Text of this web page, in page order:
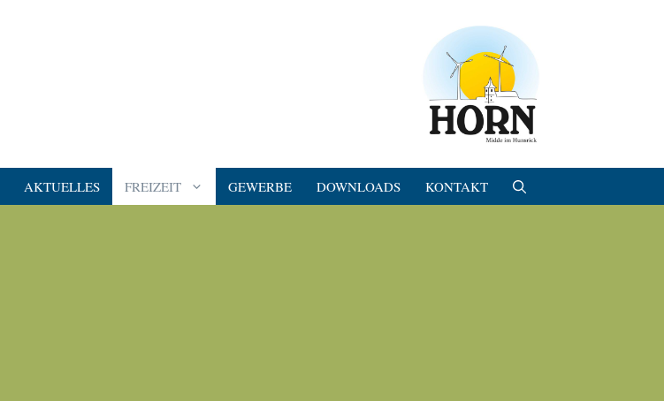
AKTUELLES FREIZEIT GEWERBE DOWNLOADS KONTAKT